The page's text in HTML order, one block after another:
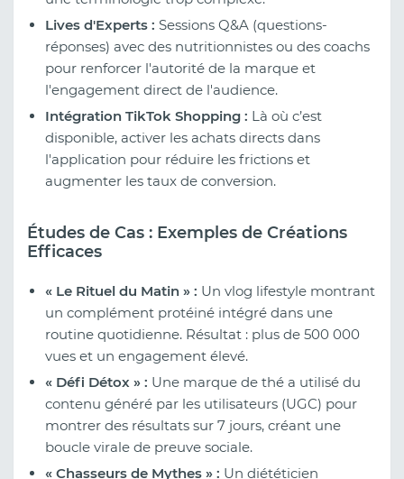
Lives d'Experts : Sessions Q&A (questions-
réponses) avec des nutritionnistes ou des coachs
pour renforcer l'autorité de la marque et
l'engagement direct de l'audience.
Intégration TikTok Shopping : Là où c’est
disponible, activer les achats directs dans
l'application pour réduire les frictions et
augmenter les taux de conversion.
Études de Cas : Exemples de Créations
Efficaces
« Le Rituel du Matin » : Un vlog lifestyle montrant
un complément protéiné intégré dans une
routine quotidienne. Résultat : plus de 500 000
vues et un engagement élevé.
« Défi Détox » : Une marque de thé a utilisé du
contenu généré par les utilisateurs (UGC) pour
montrer des résultats sur 7 jours, créant une
boucle virale de preuve sociale.
« Chasseurs de Mythes » : Un diététicien